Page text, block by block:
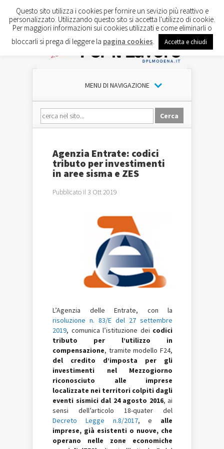
MENU DI NAVIGAZIONE
Agenzia Entrate: codici
tributo per investimenti
in aree sisma e ZES
Pubblicato il 3 Ott 2019
L’Agenzia delle Entrate, con la
risoluzione n. 83/E del 27 settembre
2019, comunica l’istituzione dei codici
tributo per l’utilizzo in
compensazione, tramite modello F24,
del credito d’imposta per gli
investimenti nel Mezzogiorno
riconosciuto alle imprese
localizzate nei territori colpiti dagli
eventi sismici dal 24 agosto 2016, ai
sensi dell’articolo 18-quater del
Decreto Legge n.8/2017, e alle
imprese, già esistenti o nuove, che
operano nelle zone economiche
Questo sito utilizza i cookies per fornire un sevizio più reattivo e
personalizzato. Utilizzando questo sito si accetta l'utilizzo di cookie.
Per maggiori informazioni sui cookies utilizzati e come eliminarli o
bloccarli si prega di leggere la pagina cookies Accetta e chiudi